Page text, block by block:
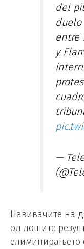
del
duelo
entre
y
—
Навивачите на
од лошите
елиминирањето